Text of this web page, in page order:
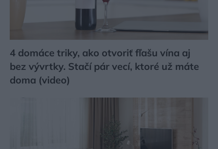
4 domáce triky, ako otvoriť fľašu vína aj
bez vývrtky. Stačí pár vecí, ktoré už máte
doma (video)